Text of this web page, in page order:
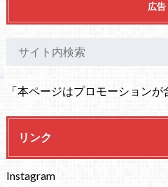
広告
「本ページはプロモーションが
リンク
Instagram